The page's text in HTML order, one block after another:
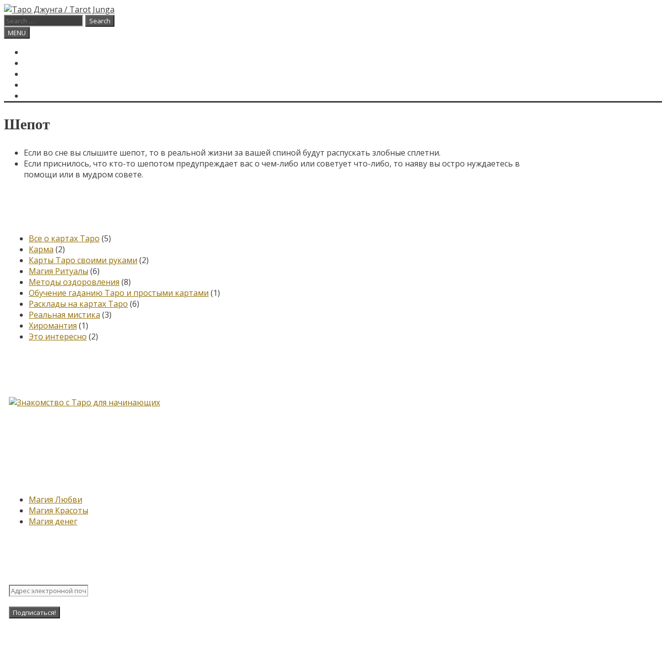
Skip
to
content
Search
for:
Search
MENU
Шепот
Если во сне вы слышите шепот, то в реальной жизни за вашей спиной будут распускать злобные сплетни.
Если приснилось, что кто-то шепотом предупреждает вас о чем-либо или советует что-либо, то наяву вы остро нуждаетесь в
помощи или в мудром совете.
Все о картах Таро (5)
Карма (2)
Карты Таро своими руками (2)
Магия Ритуалы (6)
Методы оздоровления (8)
Обучение гаданию Таро и простыми картами (1)
Расклады на картах Таро (6)
Реальная мистика (3)
Хиромантия (1)
Это интересно (2)
Магия Любви
Магия Красоты
Магия денег